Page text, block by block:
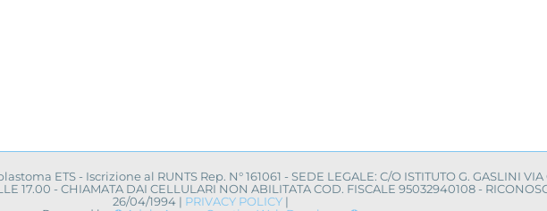
ETS - Iscrizione al RUNTS Rep. N° 161061 - SEDE LEGALE: C/O ISTITUTO G. GASLINI VIA
17.00 - CHIAMATA DAI CELLULARI NON ABILITATA COD. FISCALE 95032940108 -
26/04/1994 | PRIVACY POLICY|